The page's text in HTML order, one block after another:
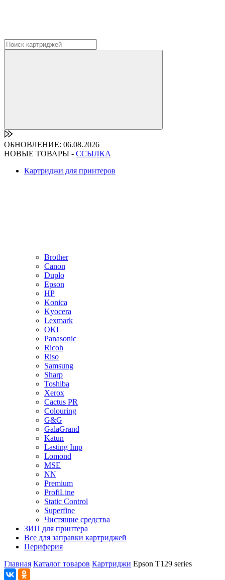
ОБНОВЛЕНИЕ: 06.08.2026
НОВЫЕ ТОВАРЫ - ССЫЛКА
Картриджи для принтеров
Brother
Canon
Duplo
Epson
HP
Konica
Kyocera
Lexmark
OKI
Panasonic
Ricoh
Riso
Samsung
Sharp
Toshiba
Xerox
Cactus PR
Colouring
G&G
GalaGrand
Katun
Lasting Imp
Lomond
MSE
NN
Premium
ProfiLine
Static Control
Superfine
Чистящие средства
ЗИП для принтера
Все для заправки картриджей
Периферия
Главная Каталог товаров Картриджи Epson T129 series